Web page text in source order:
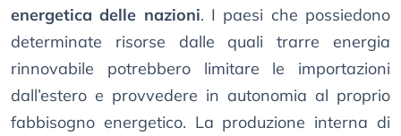
energetica delle nazioni. I paesi che possiedono
determinate risorse dalle quali trarre energia
rinnovabile potrebbero limitare le importazioni
dall’estero e provvedere in autonomia al proprio
fabbisogno energetico. La produzione interna di